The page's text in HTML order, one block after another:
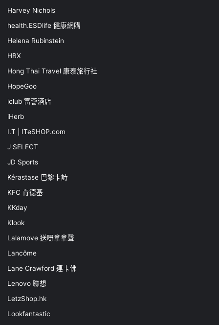
Harvey Nichols
health.ESDlife 健康網購
Helena Rubinstein
HBX
Hong Thai Travel 康泰旅行社
HopeGoo
iclub 富薈酒店
iHerb
I.T | ITeSHOP.com
J SELECT
JD Sports
Kérastase 巴黎卡詩
KFC 肯德基
KKday
Klook
Lalamove 送嘢拿拿聲
Lancôme
Lane Crawford 連卡佛
Lenovo 聯想
LetzShop.hk
Lookfantastic